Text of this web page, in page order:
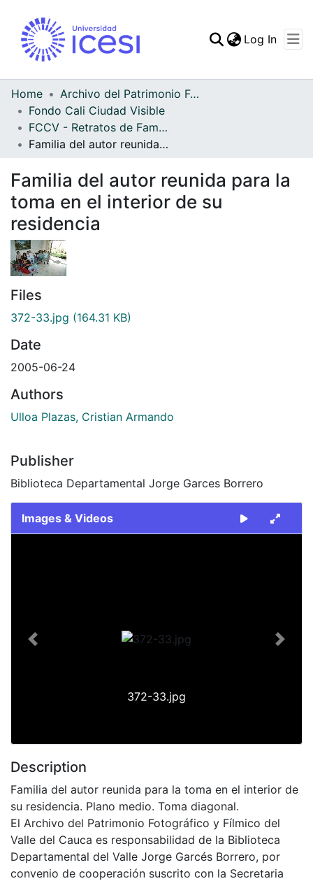
Log In
Home
Archivo del Patrimonio Fotográfico y Fílmico del Valle del Cauca
Fondo Cali Ciudad Visible
FCCV - Retratos de Familia - Patrimonial
Familia del autor reunida para la toma en el interior de su residencia
Familia del autor reunida para la
toma en el interior de su
residencia
Files
372-33.jpg (164.31 KB)
Date
2005-06-24
Authors
Ulloa Plazas, Cristian Armando
Publisher
Biblioteca Departamental Jorge Garces Borrero
Images & Videos
372-33.jpg
Previous Next
Description
Familia del autor reunida para la toma en el interior de
su residencia. Plano medio. Toma diagonal.
El Archivo del Patrimonio Fotográfico y Fílmico del
Valle del Cauca es responsabilidad de la Biblioteca
Departamental del Valle Jorge Garcés Borrero, por
convenio de cooperación suscrito con la Secretaria